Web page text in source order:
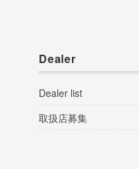
Dealer
Dealer list
取扱店募集